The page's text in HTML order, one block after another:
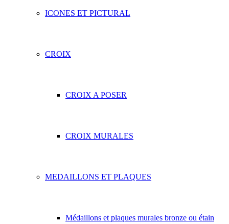
ICONES ET PICTURAL
CROIX
CROIX A POSER
CROIX MURALES
MEDAILLONS ET PLAQUES
Médaillons et plaques murales bronze ou étain